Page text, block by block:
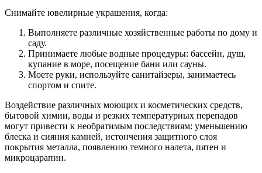
Снимайте ювелирные украшения, когда:
Выполняете различные хозяйственные работы по дому и
саду.
Принимаете любые водные процедуры: бассейн, душ,
купание в море, посещение бани или сауны.
Моете руки, используйте санитайзеры, занимаетесь
спортом и спите.
Воздействие различных моющих и косметических средств,
бытовой химии, воды и резких температурных перепадов
могут привести к необратимым последствиям: уменьшению
блеска и сияния камней, истончения защитного слоя
покрытия металла, появлению темного налета, пятен и
микроцарапин.